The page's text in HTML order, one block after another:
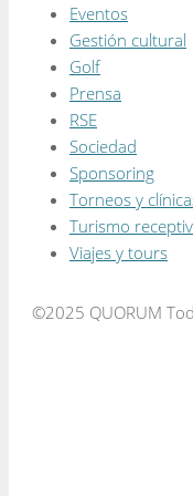
Eventos
Gestión cultural
Golf
Prensa
RSE
Sociedad
Sponsoring
Torneos y
Turismo
Viajes y tours
©2025 QUORUM